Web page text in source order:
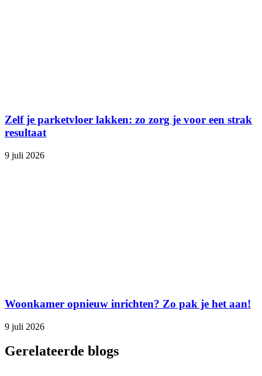
Zelf je parketvloer lakken: zo zorg je voor een strak
resultaat
9 juli 2026
Woonkamer opnieuw inrichten? Zo pak je het aan!
9 juli 2026
Gerelateerde blogs